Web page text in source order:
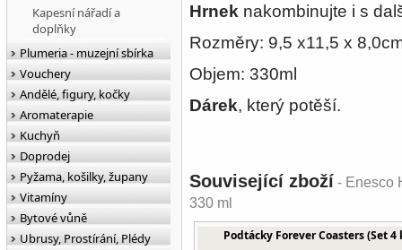
Hrnek nakombinujte i s
Rozměry: 9,5 x11,5 x
Objem: 330ml
Dárek, který potěší.
Související zboží - Enesco
330 ml
Podtácky Forever Coasters (Set 4
Kapesní nářadí a
doplňky
Plumeria - muzejní sbírka
Vouchery
Andělé, figury, kočky
Aromaterapie
Kuchyň
Doprodej
Pyžama, košilky, župany
Vitamíny
Bytové vůně
Ubrusy, Prostírání, Plédy